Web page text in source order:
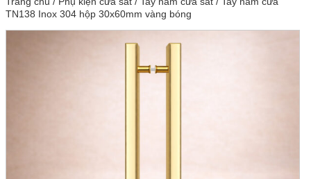
TN138 Inox 304 hộp 30x60mm vàng bóng